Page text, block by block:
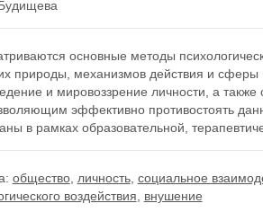
основные методы
природы, механизмов действия и
и мировоззрение личности, а также
эффективно противостоять
в рамках образовательной,
общество, личность, социальное
воздействия
внушение